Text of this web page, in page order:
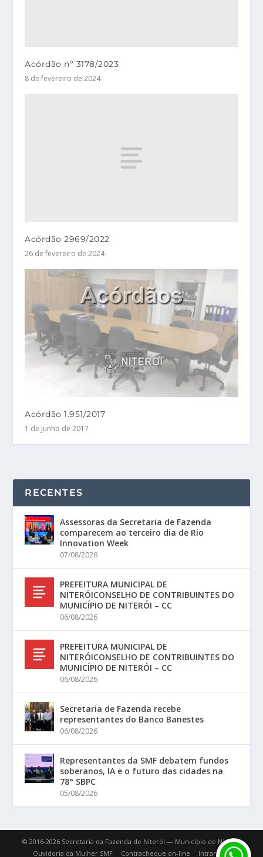
Acórdão nº 3178/2023
8 de fevereiro de 2024
Acórdão 2969/2022
26 de fevereiro de 2024
Acórdão 1.951/2017
1 de junho de 2017
RECENTES
Assessoras da Secretaria de Fazenda
comparecem ao terceiro dia de Rio
Innovation Week
07/08/2026
PREFEITURA MUNICIPAL DE
NITERÓICONSELHO DE CONTRIBUINTES DO
MUNICÍPIO DE NITERÓI – CC
06/08/2026
PREFEITURA MUNICIPAL DE
NITERÓICONSELHO DE CONTRIBUINTES DO
MUNICÍPIO DE NITERÓI – CC
06/08/2026
Secretaria de Fazenda recebe
representantes do Banco Banestes
06/08/2026
Representantes da SMF debatem fundos
soberanos, IA e o futuro das cidades na
78° SBPC
05/08/2026
© 2016-2026 Secretaria da Fazenda de Niterói — Município de Niterói.
Ouvidoria da Mulher SMF
Contracheque on-line Intranet